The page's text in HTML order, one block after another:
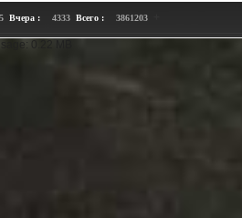
Вчера : 4333 Всего : 3861203
0.22 MB